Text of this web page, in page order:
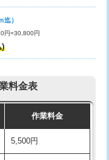
8,800円～
11,000円+材料費
16,500円+材料費
13,200円+材料費
）
円=30,800円
)
料金表
作業料金
5,500円